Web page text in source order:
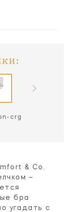
crg
& Co.
–
бра
угадать с